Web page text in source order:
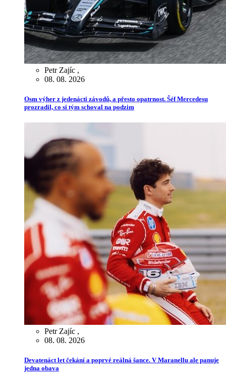
Petr Zajíc ,
08. 08. 2026
Osm výher z jedenácti závodů, a přesto opatrnost. Šéf Mercedesu
prozradil, co si tým schoval na podzim
Petr Zajíc ,
08. 08. 2026
Devatenáct let čekání a poprvé reálná šance. V Maranellu ale panuje
jedna obava